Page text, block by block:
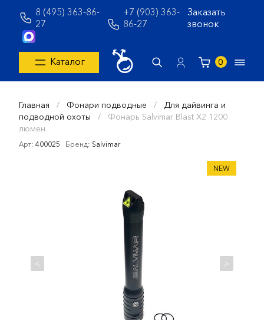
8 (495) 363-86-
27
+7 (903) 363-
86-27
Заказать
звонок
Каталог 0
Главная / Фонари подводные / Для дайвинга и
подводной охоты / Фонарь Salvimar Blast X2 1200
люмен
Арт: 400025 Бренд: Salvimar
NEW
< >